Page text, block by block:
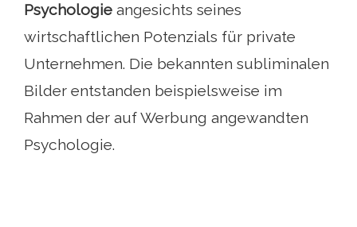
Psychologie angesichts seines
wirtschaftlichen Potenzials für private
Unternehmen. Die bekannten subliminalen
Bilder entstanden beispielsweise im
Rahmen der auf Werbung angewandten
Psychologie.